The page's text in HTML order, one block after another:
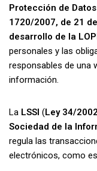
Protección de
1720/2007, de 21
desarrollo de la
personales y las
responsables de una
información.
La LSSI (Ley 34/
Sociedad de la
regula las
electrónicos, como